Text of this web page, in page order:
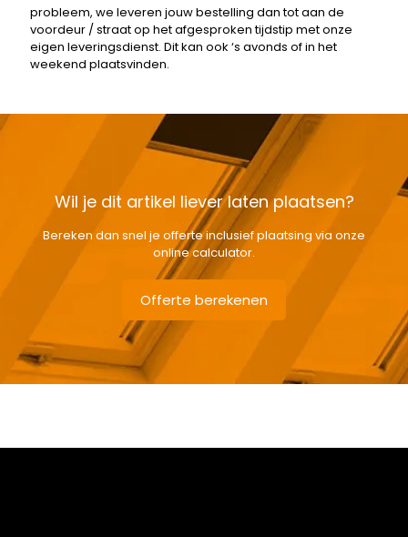
probleem, we leveren jouw bestelling dan tot aan de
voordeur / straat op het afgesproken tijdstip met onze
eigen leveringsdienst. Dit kan ook ‘s avonds of in het
weekend plaatsvinden.
Wil je dit artikel liever laten plaatsen?
Bereken dan snel je offerte inclusief plaatsing via onze
online calculator.
Offerte berekenen